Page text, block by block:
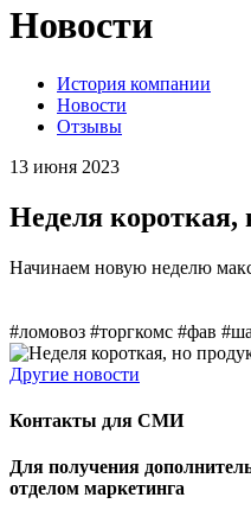
Новости
История компании
Новости
Отзывы
13 июня 2023
Неделя короткая,
Начинаем новую неделю
#ломовоз #торгкомс #фав
Другие новости
Контакты для СМИ
Для получения
отделом маркетинга